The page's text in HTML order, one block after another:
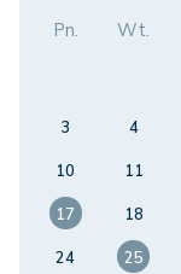
Pn. Wt.
3
4
10
11
17
18
24
25